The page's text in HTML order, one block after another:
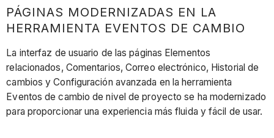
PÁGINAS MODERNIZADAS EN LA
HERRAMIENTA EVENTOS DE CAMBIO
La interfaz de usuario de las páginas Elementos
relacionados, Comentarios, Correo electrónico, Historial de
cambios y Configuración avanzada en la herramienta
Eventos de cambio de nivel de proyecto se ha modernizado
para proporcionar una experiencia más fluida y fácil de usar.